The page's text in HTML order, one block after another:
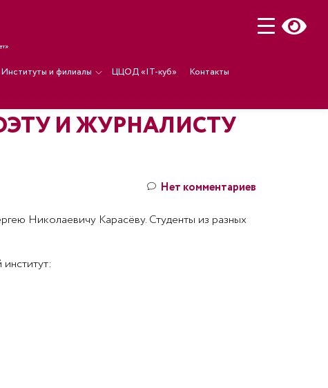
Институты и филиалы ЦЦОД «IT-куб»
Контакты
И ЖУРНАЛИСТУ
Нет комментариев
Николаевичу Карасёву. Студенты из разных